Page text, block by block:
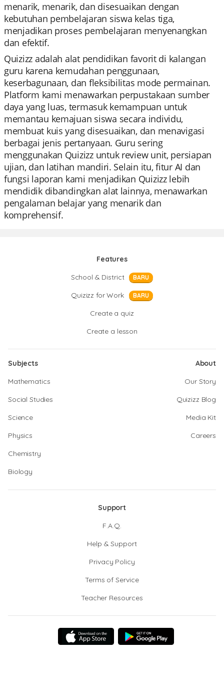
menarik, menarik, dan disesuaikan dengan
kebutuhan pembelajaran siswa kelas tiga,
menjadikan proses pembelajaran menyenangkan
dan efektif.
Quizizz adalah alat pendidikan favorit di kalangan
guru karena kemudahan penggunaan,
keserbagunaan, dan fleksibilitas mode permainan.
Platform kami menawarkan perpustakaan sumber
daya yang luas, termasuk kemampuan untuk
memantau kemajuan siswa secara individu,
membuat kuis yang disesuaikan, dan menavigasi
berbagai jenis pertanyaan. Guru sering
menggunakan Quizizz untuk review unit, persiapan
ujian, dan latihan mandiri. Selain itu, fitur AI dan
fungsi laporan kami menjadikan Quizizz lebih
mendidik dibandingkan alat lainnya, menawarkan
pengalaman belajar yang menarik dan
komprehensif.
Features
School & District
BARU
Quizizz for Work BARU
Create a quiz
Create a lesson
Subjects
Mathematics
Social Studies
Science
Physics
Chemistry
Biology
About
Our Story
Quizizz Blog
Media Kit
Careers
Support
F.A.Q.
Help & Support
Privacy Policy
Terms of Service
Teacher Resources